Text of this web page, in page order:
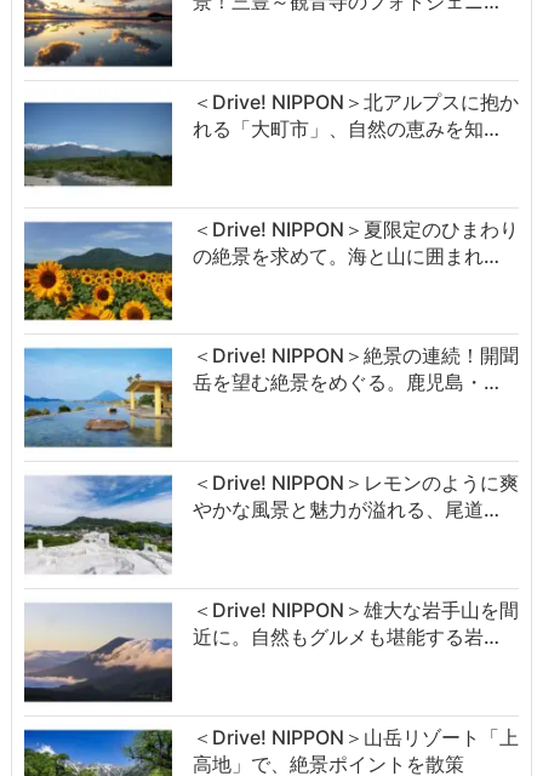
＜Drive! NIPPON＞北アルプスに抱か
れる「大町市」、自然の恵みを知…
＜Drive! NIPPON＞夏限定のひまわり
の絶景を求めて。海と山に囲まれ…
＜Drive! NIPPON＞絶景の連続！開聞
岳を望む絶景をめぐる。鹿児島・…
＜Drive! NIPPON＞レモンのように爽
やかな風景と魅力が溢れる、尾道…
＜Drive! NIPPON＞雄大な岩手山を間
近に。自然もグルメも堪能する岩…
＜Drive! NIPPON＞山岳リゾート「上
高地」で、絶景ポイントを散策